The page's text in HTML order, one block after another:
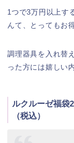
1つで3万円以上す
んて、とってもお
調理器具を入れ替
った方には嬉しい
ルクルーゼ福袋
（税込）